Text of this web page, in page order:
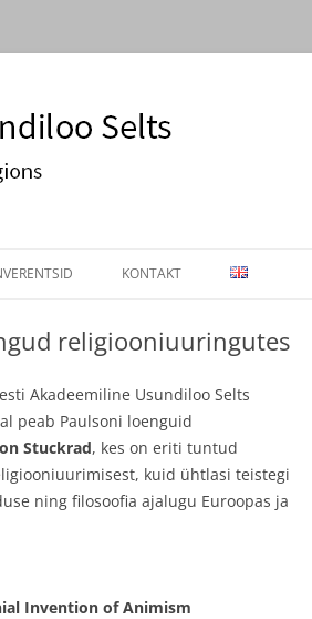
KONTAKT
religiooniuuringutes
Akadeemiline Usundiloo Selts
peab Paulsoni loenguid
Stuckrad, kes on eriti tuntud
kuid ühtlasi teistegi
ning filosoofia ajalugu Euroopas ja
Invention of Animism